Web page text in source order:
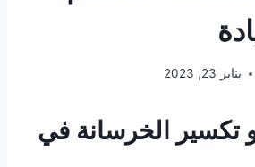
يناير 23, 2023
الخرسانة في